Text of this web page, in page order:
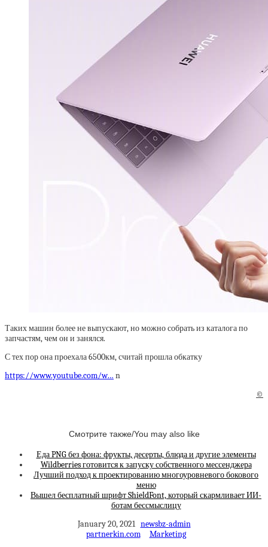
Таких машин более не выпускают, но можно собрать из каталога по
запчастям, чем он и занялся.
С тех пор она проехала 6500км, считай прошла обкатку
https://www.youtube.com/w… n
©
Смотрите также/You may also like
Еда PNG без фона: фрукты, десерты, блюда и другие элементы
Wildberries готовится к запуску собственного мессенджера
Лучший подход к проектированию многоуровневого бокового
меню
Вышел бесплатный шрифт ShieldFont, который скармливает ИИ-
ботам бессмыслицу
January 20, 2021 newsbz-admin
partnerkin.com
Marketing